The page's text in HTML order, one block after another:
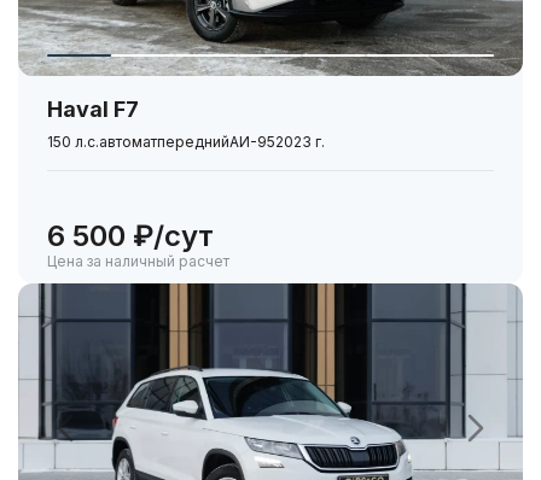
Haval F7
150 л.с.автоматпереднийАИ-952023 г.
6 500 ₽/сут
Цена за наличный расчет